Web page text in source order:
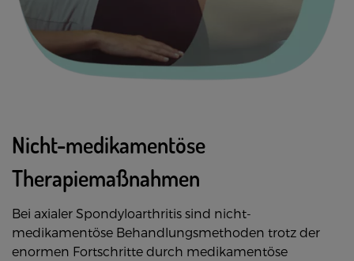
Nicht-medikamentöse
Therapiemaßnahmen
Bei axialer Spondyloarthritis sind nicht-
medikamentöse Behandlungsmethoden trotz der
enormen Fortschritte durch medikamentöse